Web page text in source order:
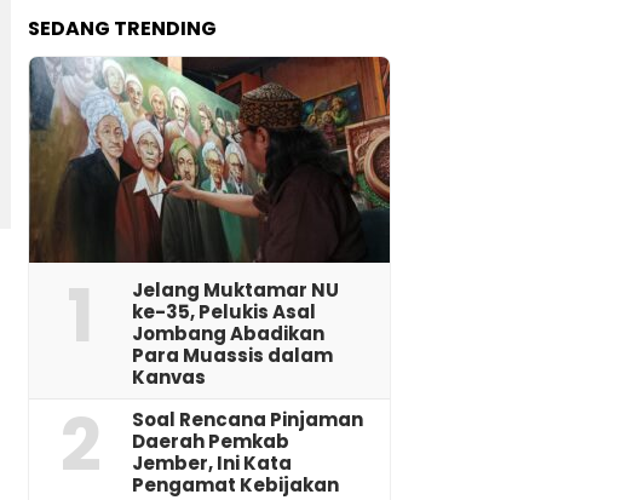
SEDANG TRENDING
1
Jelang Muktamar NU
ke-35, Pelukis Asal
Jombang Abadikan
Para Muassis dalam
Kanvas
2
‎Soal Rencana Pinjaman
Daerah Pemkab
Jember, Ini Kata
Pengamat Kebijakan ‎